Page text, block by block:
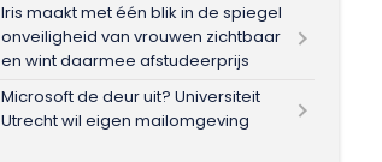
Iris maakt met één blik in de spiegel
onveiligheid van vrouwen zichtbaar
en wint daarmee afstudeerprijs
Microsoft de deur uit? Universiteit
Utrecht wil eigen mailomgeving